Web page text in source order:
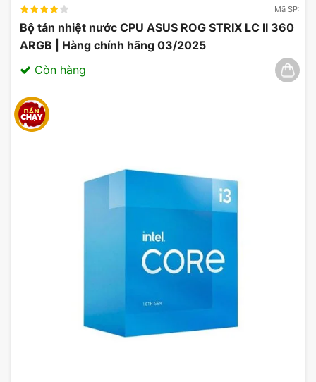
Mã SP:
Bộ tản nhiệt nước CPU ASUS ROG STRIX LC II 360
ARGB | Hàng chính hãng 03/2025
Còn hàng